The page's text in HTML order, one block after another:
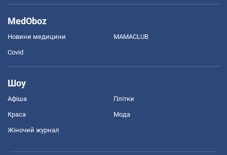
MedOboz
Новини медицини MAMACLUB
Covid
Шоу
Афіша Плітки
Краса Мода
Жіночий журнал